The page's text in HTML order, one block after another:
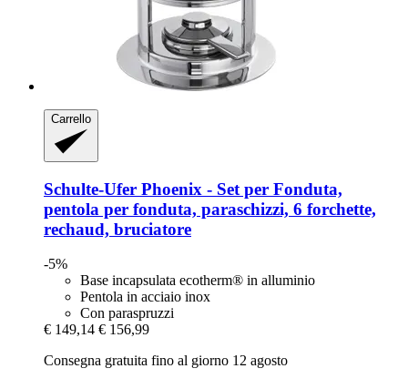
Carrello
Schulte-Ufer Phoenix -​ Set per Fonduta,
pentola per fonduta, paraschizzi, 6 forchette,
rechaud, bruciatore
-5%
Base incapsulata ecotherm® in alluminio
Pentola in acciaio inox
Con paraspruzzi
€ 149,14 € 156,99
Consegna gratuita fino al giorno 12 agosto